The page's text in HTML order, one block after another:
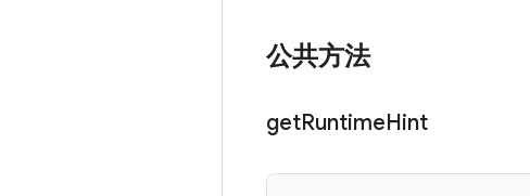
公共方法
getRuntimeHint